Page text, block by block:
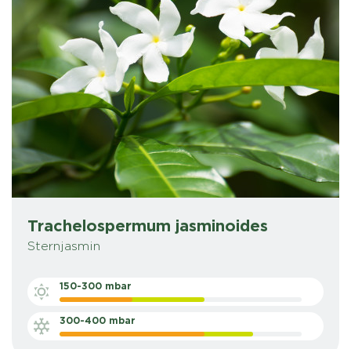
Trachelospermum jasminoides
Sternjasmin
150-300 mbar
300-400 mbar